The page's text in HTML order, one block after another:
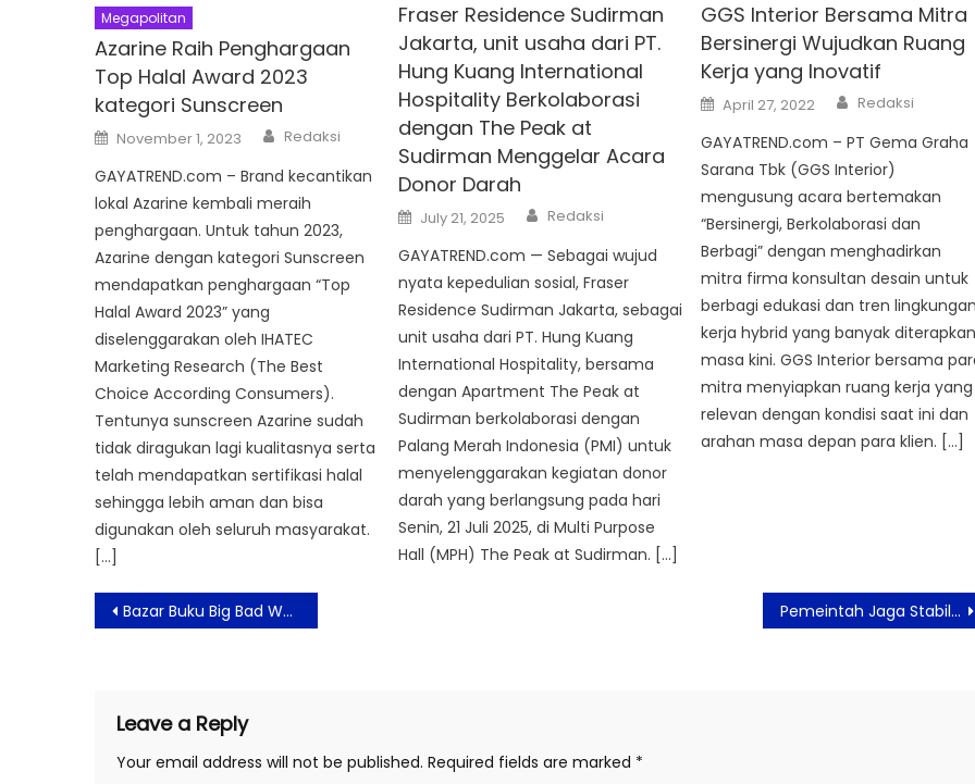
Megapolitan
Azarine Raih Penghargaan
Top Halal Award 2023
kategori Sunscreen
Posted
on
November 1, 2023 Author
Redaksi
GAYATREND.com – Brand kecantikan
lokal Azarine kembali meraih
penghargaan. Untuk tahun 2023,
Azarine dengan kategori Sunscreen
mendapatkan penghargaan “Top
Halal Award 2023” yang
diselenggarakan oleh IHATEC
Marketing Research (The Best
Choice According Consumers).
Tentunya sunscreen Azarine sudah
tidak diragukan lagi kualitasnya serta
telah mendapatkan sertifikasi halal
sehingga lebih aman dan bisa
digunakan oleh seluruh masyarakat.
[…]
Fraser Residence Sudirman
Jakarta, unit usaha dari PT.
Hung Kuang International
Hospitality Berkolaborasi
dengan The Peak at
Sudirman Menggelar Acara
Donor Darah
Posted
on
July 21, 2025 Author
Redaksi
GAYATREND.com — Sebagai wujud
nyata kepedulian sosial, Fraser
Residence Sudirman Jakarta, sebagai
unit usaha dari PT. Hung Kuang
International Hospitality, bersama
dengan Apartment The Peak at
Sudirman berkolaborasi dengan
Palang Merah Indonesia (PMI) untuk
menyelenggarakan kegiatan donor
darah yang berlangsung pada hari
Senin, 21 Juli 2025, di Multi Purpose
Hall (MPH) The Peak at Sudirman. […]
GGS Interior Bersama Mitra
Bersinergi Wujudkan Ruang
Kerja yang Inovatif
Posted
on
April 27, 2022 Author
Redaksi
GAYATREND.com – PT Gema Graha
Sarana Tbk (GGS Interior)
mengusung acara bertemakan
“Bersinergi, Berkolaborasi dan
Berbagi” dengan menghadirkan
mitra firma konsultan desain untuk
berbagi edukasi dan tren
kerja hybrid yang banyak
masa kini. GGS Interior bersama
mitra menyiapkan ruang kerja yang
relevan dengan kondisi saat ini dan
arahan masa depan para klien. […]
Post
navigation
Bazar Buku Big Bad Wolf Sambut Hari Kemerdekaan Dan Ulang Tahun Ke-11 Tokopedia Hadir Lebih Meriah Pemeintah Jaga Stabilitas Ekonomi Dengan Segala Cara
Leave a Reply
Your email address will not be published. Required fields are marked *